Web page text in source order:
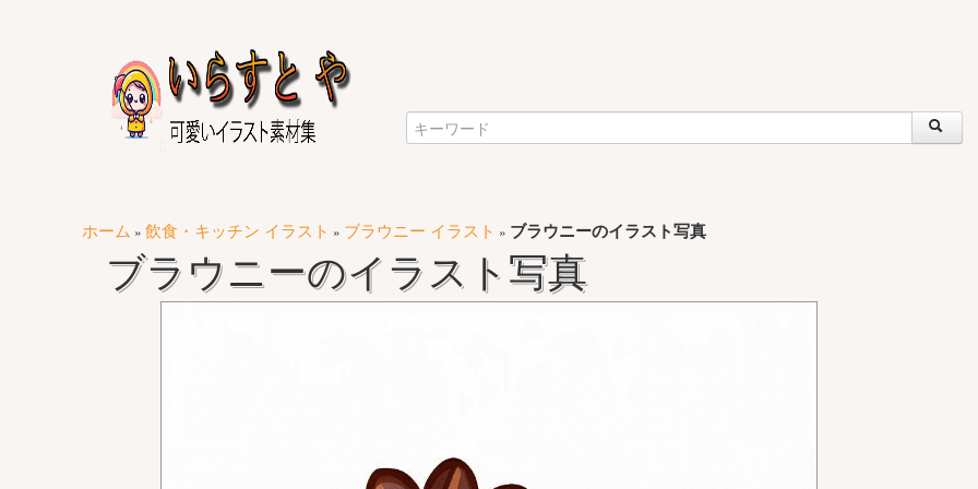
ホーム » 飲食・キッチン イラスト » ブラウニー イラスト » ブラウニーのイラスト写真
ブラウニーのイラスト写真